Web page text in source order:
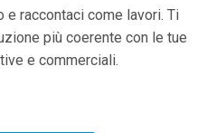
e raccontaci come lavori. Ti
più coerente con le tue
e commerciali.